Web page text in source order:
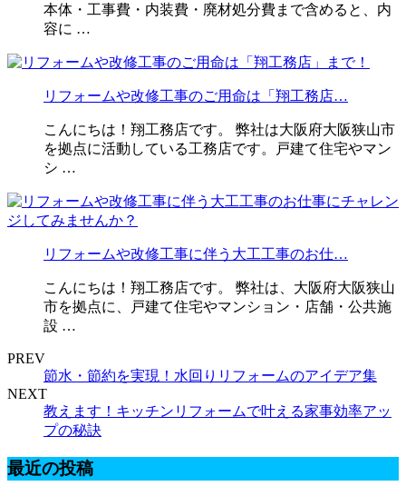
本体・工事費・内装費・廃材処分費まで含めると、内
容に …
リフォームや改修工事のご用命は「翔工務店…
こんにちは！翔工務店です。 弊社は大阪府大阪狭山市
を拠点に活動している工務店です。戸建て住宅やマン
シ …
リフォームや改修工事に伴う大工工事のお仕…
こんにちは！翔工務店です。 弊社は、大阪府大阪狭山
市を拠点に、戸建て住宅やマンション・店舗・公共施
設 …
PREV
節水・節約を実現！水回りリフォームのアイデア集
NEXT
教えます！キッチンリフォームで叶える家事効率アッ
プの秘訣
最近の投稿